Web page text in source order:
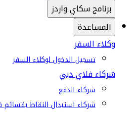
برنامج سكاي واردز
المساعدة
وكلاء السفر
تسجيل الدخول لوكلاء السفر
شركاء فلاي دبي
شركاء الدفع
شركاء استبدال النقاط